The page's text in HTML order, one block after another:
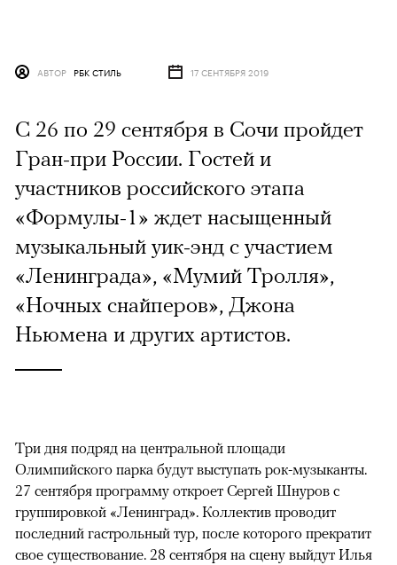
АВТОР РБК СТИЛЬ 17 СЕНТЯБРЯ 2019
С 26 по 29 сентября в Сочи пройдет
Гран-при России. Гостей и
участников российского этапа
«Формулы-1» ждет насыщенный
музыкальный уик-энд с участием
«Ленинграда», «Мумий Тролля»,
«Ночных снайперов», Джона
Ньюмена и других артистов.
Три дня подряд на центральной площади
Олимпийского парка будут выступать рок-музыканты.
27 сентября программу откроет Сергей Шнуров с
группировкой «Ленинград». Коллектив проводит
последний гастрольный тур, после которого прекратит
свое существование. 28 сентября на сцену выйдут Илья